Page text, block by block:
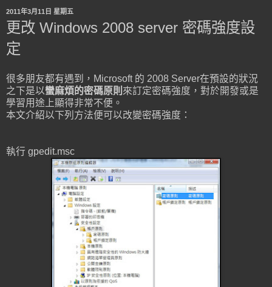
2011年3月11日 星期五
更改 Windows 2008 server 密碼強度設
定
很多朋友都有遇到，Microsoft 的 2008 Server在預設的狀況
之下是以蠻麻煩的密碼原則 來訂定密碼強度，對於開發或是
學習用途上顯得非常不便。
本文介紹以下列方法便可以改變密碼強度：
執行 gpedit.msc